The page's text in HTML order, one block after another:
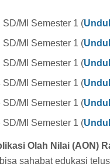
MI Semester 1 (
MI Semester 1 (
MI Semester 1 (
MI Semester 1 (
MI Semester 1 (
MI Semester 1 (
Olah Nilai (AON)
sahabat edukasi